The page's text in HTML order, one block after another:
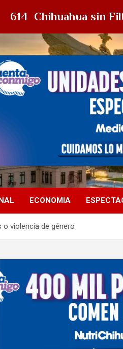
ECONOMIA
violencia de género
614 Chihuahua sin